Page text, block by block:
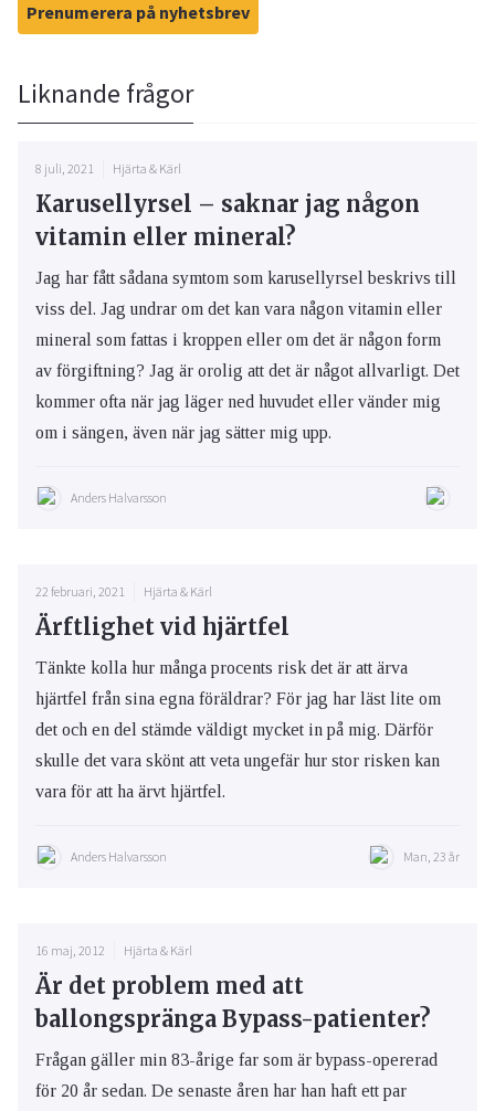
Prenumerera på nyhetsbrev
Liknande frågor
8 juli, 2021 Hjärta & Kärl
Karusellyrsel – saknar jag någon
vitamin eller mineral?
Jag har fått sådana symtom som karusellyrsel beskrivs till
viss del. Jag undrar om det kan vara någon vitamin eller
mineral som fattas i kroppen eller om det är någon form
av förgiftning? Jag är orolig att det är något allvarligt. Det
kommer ofta när jag läger ned huvudet eller vänder mig
om i sängen, även när jag sätter mig upp.
Anders Halvarsson
22 februari, 2021 Hjärta & Kärl
Ärftlighet vid hjärtfel
Tänkte kolla hur många procents risk det är att ärva
hjärtfel från sina egna föräldrar? För jag har läst lite om
det och en del stämde väldigt mycket in på mig. Därför
skulle det vara skönt att veta ungefär hur stor risken kan
vara för att ha ärvt hjärtfel.
Anders Halvarsson Man, 23 år
16 maj, 2012 Hjärta & Kärl
Är det problem med att
ballongspränga Bypass-patienter?
Frågan gäller min 83-årige far som är bypass-opererad
för 20 år sedan. De senaste åren har han haft ett par